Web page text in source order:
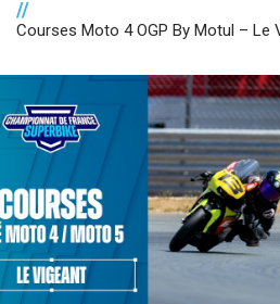
//
Courses Moto 4 OGP By Motul – Le